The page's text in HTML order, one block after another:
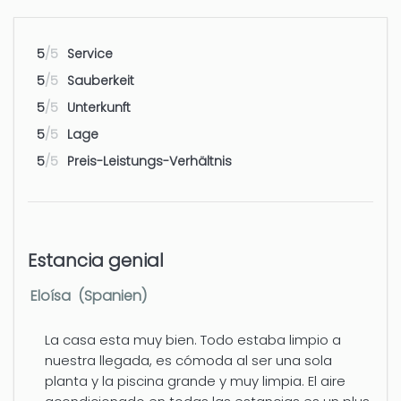
Nächster Flughafen - Alicante
Nächster Flughafen - Valencia
5/5 Service
5/5 Sauberkeit
5/5 Unterkunft
5/5 Lage
5/5 Preis-Leistungs-Verhältnis
Estancia genial
Eloísa (Spanien)
La casa esta muy bien. Todo estaba limpio a
nuestra llegada, es cómoda al ser una sola
planta y la piscina grande y muy limpia. El aire